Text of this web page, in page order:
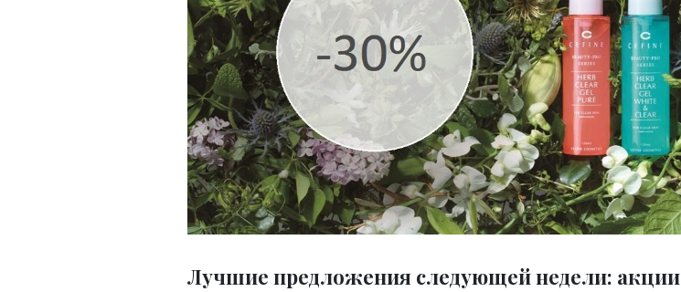
Лучшие предложения следующей недели: акции